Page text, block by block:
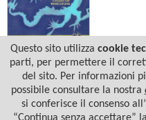
Giuseppe Tucci
SAGGEZZA CINESE
Questo sito utilizza cookie
parti, per permettere il
del sito. Per informazioni
possibile consultare la nostra
si conferisce il consenso